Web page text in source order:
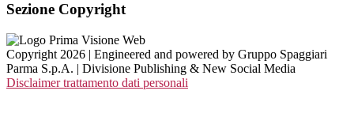
Sezione Copyright
Copyright 2026 | Engineered and powered by Gruppo Spaggiari
Parma S.p.A. | Divisione Publishing & New Social Media
Disclaimer trattamento dati personali